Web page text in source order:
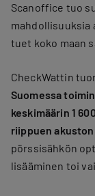
Scanoffice tuo
mahdollisuuksia
tuet koko maan
CheckWattin
Suomessa
keskimäärin 1
riippuen
pörssisähkön
lisääminen toi